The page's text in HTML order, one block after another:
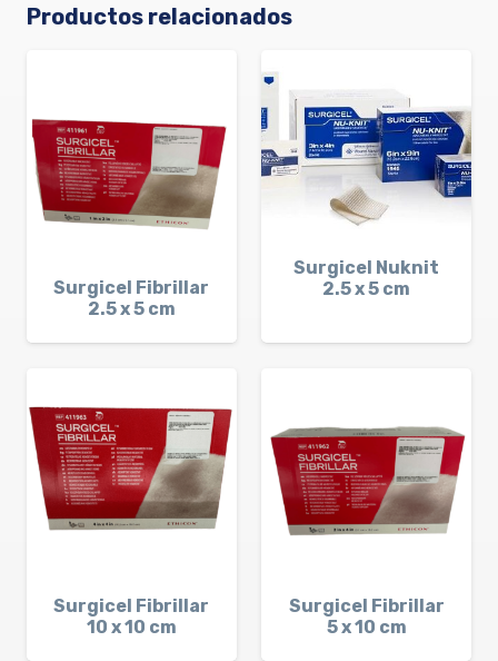
Productos relacionados
Surgicel Fibrillar
2.5 x 5 cm
Surgicel Nuknit
2.5 x 5 cm
Surgicel Fibrillar
10 x 10 cm
Surgicel Fibrillar
5 x 10 cm